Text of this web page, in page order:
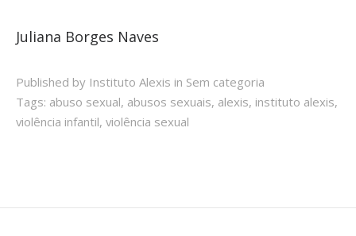
Juliana Borges Naves
Published by Instituto Alexis in Sem categoria
Tags: abuso sexual, abusos sexuais, alexis, instituto alexis,
violência infantil, violência sexual